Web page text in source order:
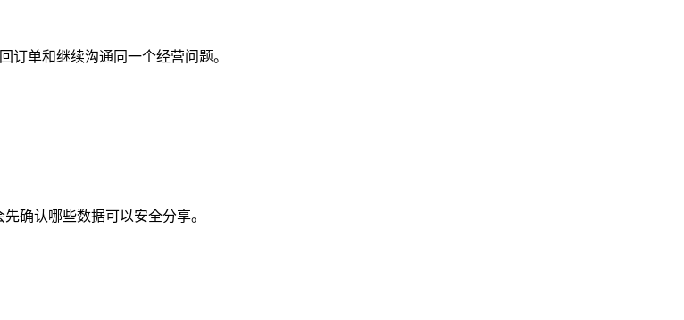
订单和继续沟通同一个经营问题。
确认哪些数据可以安全分享。